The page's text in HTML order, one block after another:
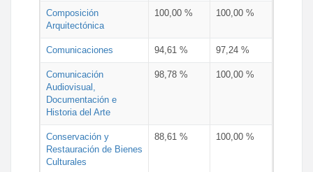
Composición
Arquitectónica
100,00 % 100,00 %
Comunicaciones 94,61 % 97,24 %
Comunicación
Audiovisual,
Documentación e
Historia del Arte
98,78 % 100,00 %
Conservación y
Restauración de Bienes
Culturales
88,61 % 100,00 %